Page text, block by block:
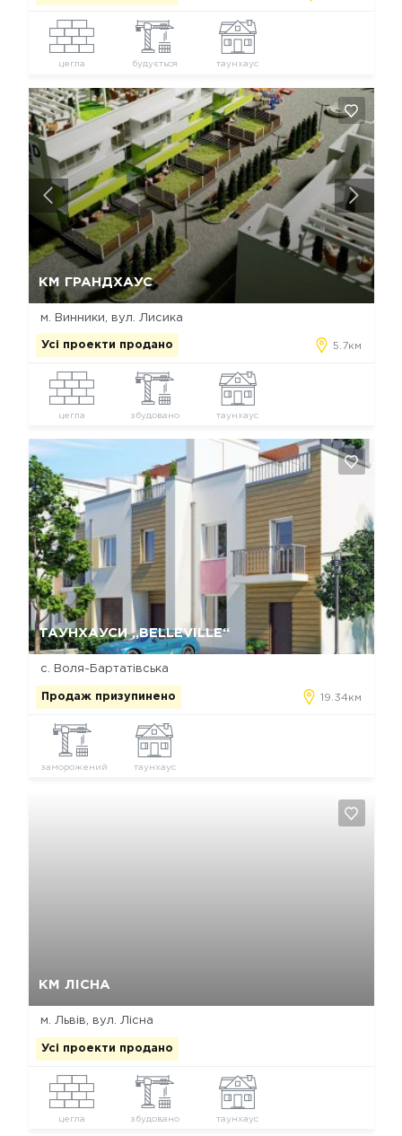
цегла будується таунхаус
КМ ГРАНДХАУС
м. Винники, вул. Лисика
Усі проекти продано 5.7км
цегла збудовано таунхаус
Так, видалити
ТАУНХАУСИ „BELLEVILLE“
с. Воля-Бартатівська
Продаж призупинено 19.34км
заморожений таунхаус
КМ ЛІСНА
м. Львів, вул. Лісна
Усі проекти продано
цегла збудовано таунхаус